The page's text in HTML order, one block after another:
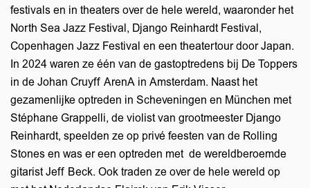
festivals en in theaters over de hele wereld, waaronder het
North Sea Jazz Festival, Django Reinhardt Festival,
Copenhagen Jazz Festival en een theatertour door Japan.
In 2024 waren ze één van de gastoptredens bij De Toppers
in de Johan Cruyff ArenA in Amsterdam. Naast het
gezamenlijke optreden in Scheveningen en München met
Stéphane Grappelli, de violist van grootmeester Django
Reinhardt, speelden ze op privé feesten van de Rolling
Stones en was er een optreden met de wereldberoemde
gitarist Jeff Beck. Ook traden ze over de hele wereld op